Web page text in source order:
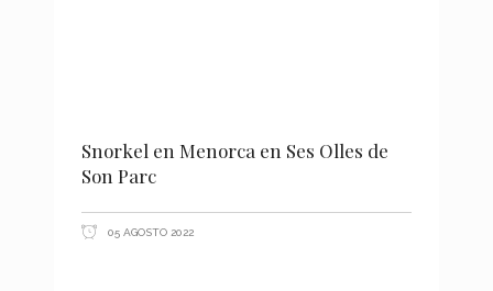
Snorkel en Menorca en Ses Olles de
Son Parc
05 AGOSTO 2022